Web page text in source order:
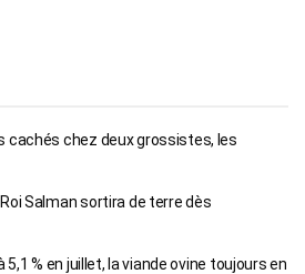
cachés chez deux grossistes, les
Salman sortira de terre dès
5,1 % en juillet, la viande ovine toujours en